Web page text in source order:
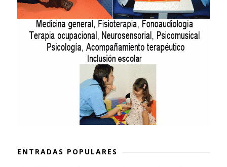
ENTRADAS POPULARES